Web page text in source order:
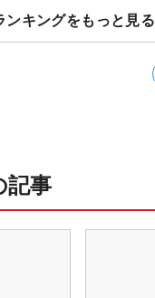
ンキングをもっと見る
記事